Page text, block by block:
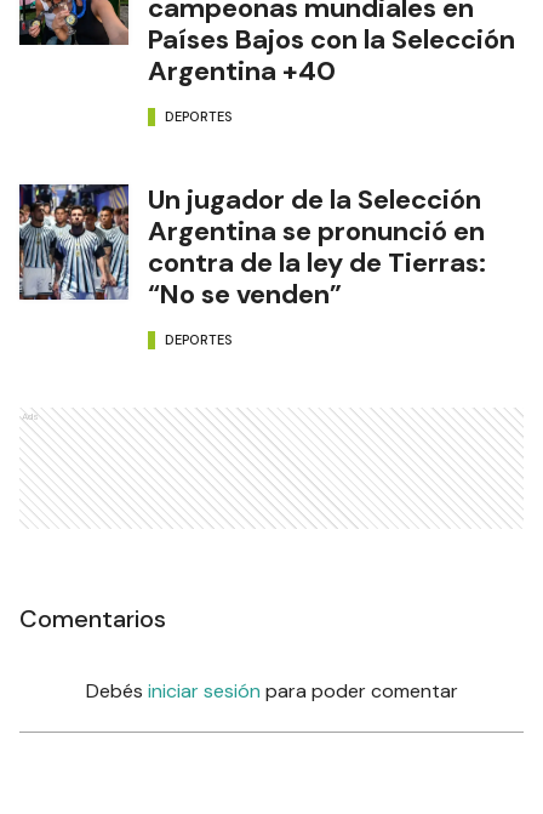
campeonas mundiales en
Países Bajos con la Selección
Argentina +40
DEPORTES
Un jugador de la Selección
Argentina se pronunció en
contra de la ley de Tierras:
“No se venden”
DEPORTES
Ads
Comentarios
Debés iniciar sesión para poder comentar